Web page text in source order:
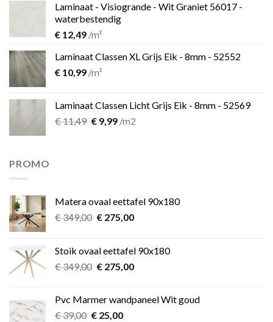
€ 11,49.€ 9,99.
Laminaat - Visiogrande - Wit Graniet 56017 -
waterbestendig
€ 12,49 /m²
Laminaat Classen XL Grijs Eik - 8mm - 52552
€ 10,99 /m²
Laminaat Classen Licht Grijs Eik - 8mm - 52569
€11,49 Oorspronkelijke
€9,99Huidige
/m2
PROMO
Matera ovaal eettafel 90x180
€349,00 Oorspronkelijke
€ 349,00.
€275,00Huidige
€ 275,00.
Stoik ovaal eettafel 90x180
€349,00 Oorspronkelijke
€ 349,00.
€275,00Huidige
€ 275,00.
Pvc Marmer wandpaneel Wit goud
€39,00 Oorspronkelijke
€25,00Huidige